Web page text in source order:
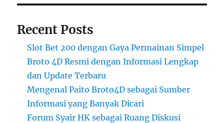
Recent Posts
Slot Bet 200 dengan Gaya Permainan Simpel
Broto 4D Resmi dengan Informasi Lengkap
dan Update Terbaru
Mengenal Paito Broto4D sebagai Sumber
Informasi yang Banyak Dicari
Forum Syair HK sebagai Ruang Diskusi